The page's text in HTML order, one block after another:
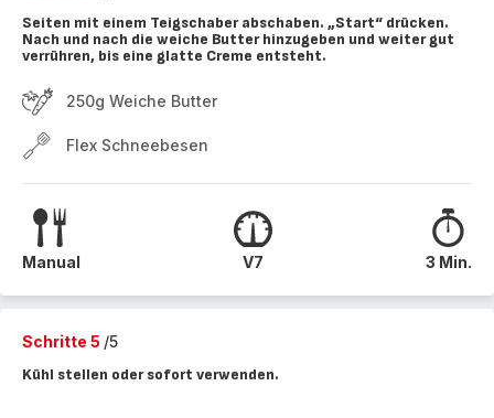
Seiten mit einem Teigschaber abschaben. „Start“ drücken.
Nach und nach die weiche Butter hinzugeben und weiter gut
verrühren, bis eine glatte Creme entsteht.
250g Weiche Butter
Flex Schneebesen
Manual V7 3 Min.
Schritte 5 /5
Kühl stellen oder sofort verwenden.